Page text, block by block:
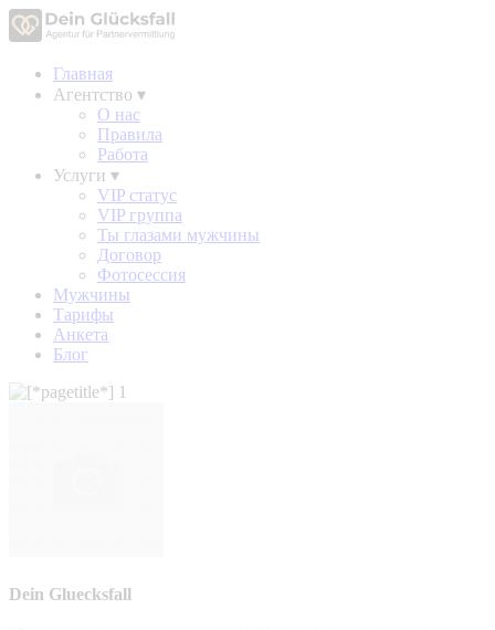
Главная
Агентство ▾
О нас
Правила
Работа
Услуги ▾
VIP статус
VIP группа
Ты глазами мужчины
Договор
Фотосессия
Мужчины
Тарифы
Анкета
Блог
Dein Gluecksfall